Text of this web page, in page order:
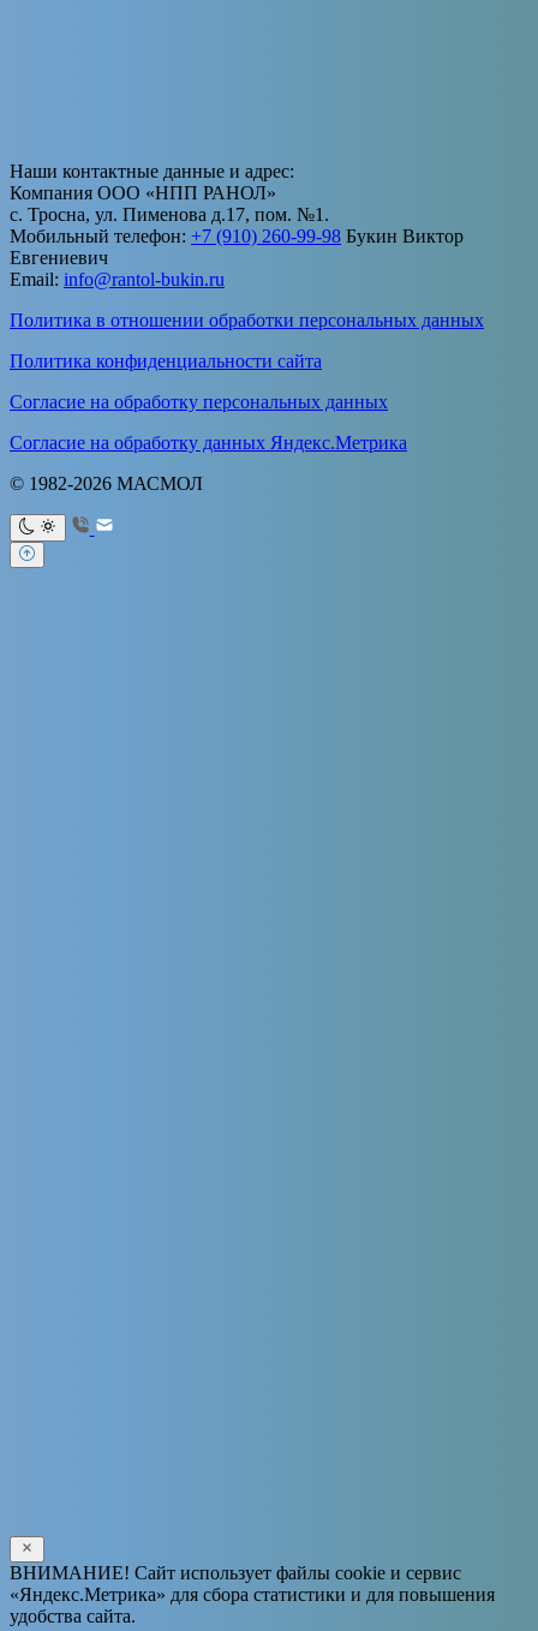
Наши контактные данные и адрес:
Компания ООО «НПП РАНОЛ»
с. Тросна, ул. Пименова д.17, пом. №1.
Мобильный телефон: +7 (910) 260-99-98 Букин Виктор
Евгениевич
Email: info@rantol-bukin.ru
Политика в отношении обработки персональных данных
Политика конфиденциальности сайта
Согласие на обработку персональных данных
Согласие на обработку данных Яндекс.Метрика
© 1982-2026 МАСМОЛ
ВНИМАНИЕ! Сайт использует файлы cookie и сервис
«Яндекс.Метрика» для сбора статистики и для повышения
удобства сайта.